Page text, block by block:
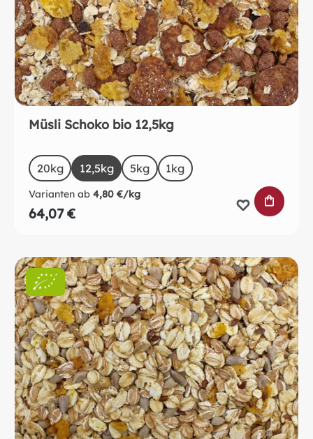
Müsli Schoko bio 12,5kg
Sizeauswählen
20kg 12,5kg 5kg 1kg
Varianten ab 4,80 €/kg
64,07 €
IN DEN